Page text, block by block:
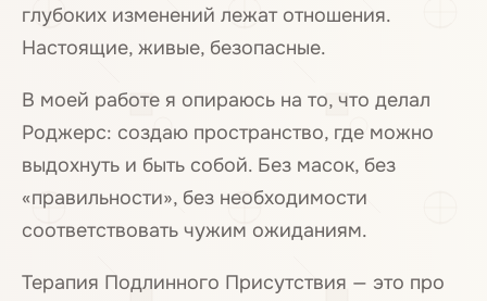
глубоких изменений лежат отношения.
Настоящие, живые, безопасные.
В моей работе я опираюсь на то, что делал
Роджерс: создаю пространство, где можно
выдохнуть и быть собой. Без масок, без
«правильности», без необходимости
соответствовать чужим ожиданиям.
Терапия Подлинного Присутствия — это про